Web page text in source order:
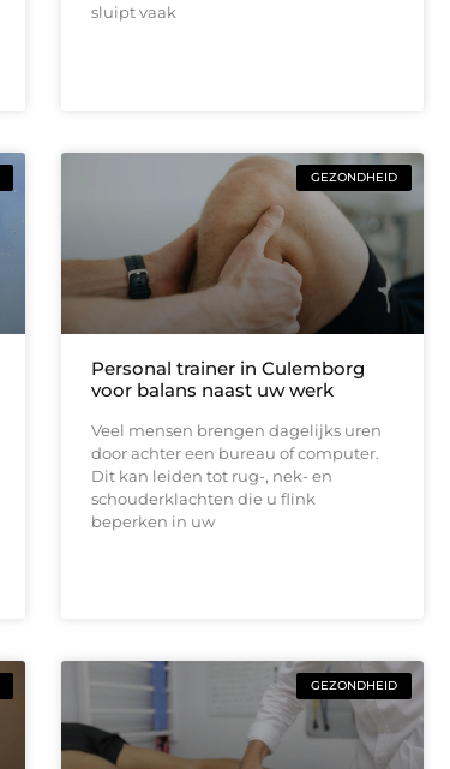
sluipt vaak
GEZONDHEID
Personal trainer in Culemborg
voor balans naast uw werk
Veel mensen brengen dagelijks uren
door achter een bureau of computer.
Dit kan leiden tot rug-, nek- en
schouderklachten die u flink
beperken in uw
GEZONDHEID